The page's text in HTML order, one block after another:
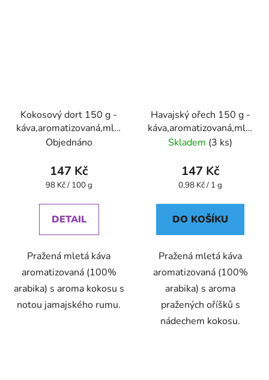
Kokosový dort 150 g -
káva,aromatizovaná,mletá
- Oxalis
Objednáno
147 Kč
Měrná
98 Kč / 100 g
DETAIL
Pražená mletá káva
aromatizovaná (100%
arabika) s aroma kokosu s
notou jamajského rumu.
Havajský ořech 150 g -
káva,aromatizovaná,mletá
- Oxalis
Skladem (3 ks)
147 Kč
Měrná
0,98 Kč / 1 g
DO KOŠÍKU
Pražená mletá káva
aromatizovaná (100%
arabika) s aroma
pražených oříšků s
nádechem kokosu.